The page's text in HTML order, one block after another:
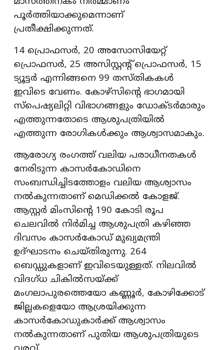
പൂര്‍ത്തിയാക്കുമെന്നാണ്
പ്രതീക്ഷിക്കുന്നത്.
14 പ്രൊഫസര്‍, 20 അസോസിയേറ്റ്
പ്രൊഫസര്‍, 25 അസിസ്റ്റന്റ് പ്രൊഫസര്‍, 15
ട്യൂട്ടര്‍ എന്നിങ്ങനെ 99 തസ്തികകള്‍
ഇവിടെ വേണം. കോഴ്സിന്റെ ഭാഗമായി
സ്പെഷ്യലിറ്റി വിഭാഗങ്ങളും ഡോക്ടര്‍മാരും
എത്തുന്നതോടെ ആശുപത്രിയില്‍
എത്തുന്ന രോഗികള്‍ക്കും ആശ്വാസമാകും.
ആരോഗ്യ രംഗത്ത് വലിയ പരാധീനതകള്‍
നേരിടുന്ന കാസര്‍കോഡിനെ
സംബന്ധിച്ചിടത്തോളം വലിയ ആശ്വാസം
നല്‍കുന്നതാണ് മെഡിക്കല്‍ കോളജ്.
ആസ്റ്റര്‍ മിംസിന്റെ 190 കോടി രൂപ
ചെലവില്‍ നിര്‍മിച്ച ആശുപത്രി കഴിഞ്ഞ
ദിവസം കാസര്‍കോഡ് മുഖ്യമന്ത്രി
ഉദ്ഘാടനം ചെയ്തിരുന്നു. 264
ബെഡ്ഡുകളാണ് ഇവിടെയുള്ളത്. നിലവില്‍
വിദഗ്ധ ചികില്‍സയ്ക്ക്
മംഗലാപുരത്തെയോ കണ്ണൂര്‍, കോഴിക്കോട്
ജില്ലകളെയോ ആശ്രയിക്കുന്ന
കാസര്‍കോഡുകാര്‍ക്ക് ആശ്വാസം
നല്‍കുന്നതാണ് പുതിയ ആശുപത്രിയുടെ